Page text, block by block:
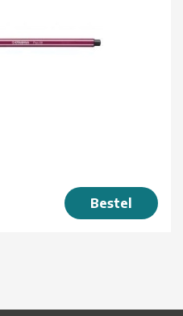
Bestel